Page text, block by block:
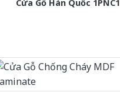
Cửa Gỗ Hàn Quốc 1PNC1